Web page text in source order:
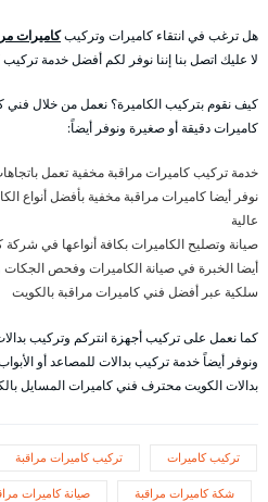
هل ترغب في انتقاء كاميرات وتركيبكاميرات
لا عليك اتصل بنا إننا نوفر لكم أفضل خدمة
كيف نقوم بتركيب الكاميرة؟ نعمل من خلال فني
كاميرات دقيقة أو صغيرة ونوفر أيضاً:
خدمة تركيب كاميرات مراقبة مخفية تعمل
نوفر أيضا كاميرات مراقبة مخفية بأفضل أنواع
عالية
صيانة وتصليح الكاميرات بكافة أنواعها في شركة
أيضا الخبرة في صيانة الكاميرات وفحص الجكات
سلكية عبر أفضل فني كاميرات مراقبة بالكويت
كما نعمل على تركيب أجهزة انتركم وتركيب
ونوفر أيضاً خدمة تركيب بدالات للمصاعد أو
بدالات الكويت محترف فني كاميرات المسايل
تركيب كاميرات تركيب كاميرات مراقبة
شكة كاميرات مراقبة صيانة كاميرات